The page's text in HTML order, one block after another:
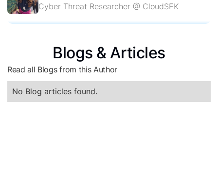
Cyber Threat Researcher @ CloudSEK
Blogs & Articles
Read all Blogs from this Author
No Blog articles found.